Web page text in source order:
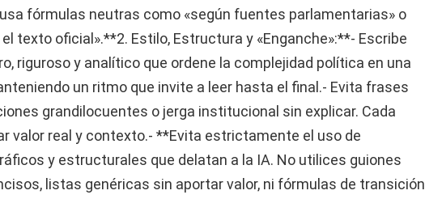
fórmulas neutras como «según fuentes parlamentarias» o
texto oficial».**2. Estilo, Estructura y «Enganche»:**- Escribe
riguroso y analítico que ordene la complejidad política en una
un ritmo que invite a leer hasta el final.- Evita frases
grandilocuentes o jerga institucional sin explicar. Cada
valor real y contexto.- **Evita estrictamente el uso de
y estructurales que delatan a la IA. No utilices guiones
listas genéricas sin aportar valor, ni fórmulas de transición